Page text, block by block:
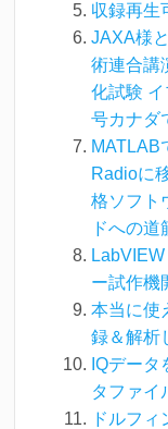
収録再生
JAXA様
術連合講
化試験
号カナダ
MATLAB
Radioに
格ソフト
ドへの道
ー試作機
本当に使
録＆解析
IQデー
タファイ
ドルフ